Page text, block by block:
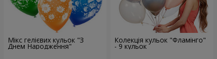
Мікс гелієвих кульок "З
Днем Народження"
Колекція кульок "Фламінго"
- 9 кульок